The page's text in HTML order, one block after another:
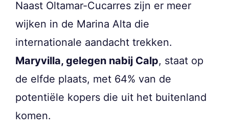
Naast Oltamar-Cucarres zijn er meer
wijken in de Marina Alta die
internationale aandacht trekken.
Maryvilla, gelegen nabij Calp, staat op
de elfde plaats, met 64% van de
potentiële kopers die uit het buitenland
komen.